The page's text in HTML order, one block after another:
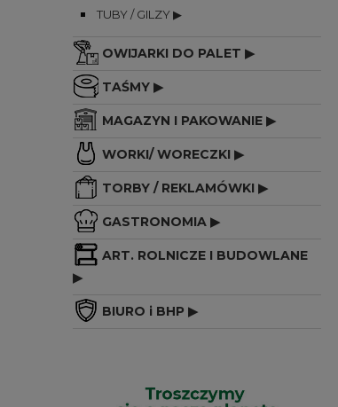
TUBY / GILZY ▶
OWIJARKI DO PALET ▶
TAŚMY ▶
MAGAZYN I PAKOWANIE ▶
WORKI/ WORECZKI ▶
TORBY / REKLAMÓWKI ▶
GASTRONOMIA ▶
ART. ROLNICZE I BUDOWLANE
▶
BIURO i BHP ▶